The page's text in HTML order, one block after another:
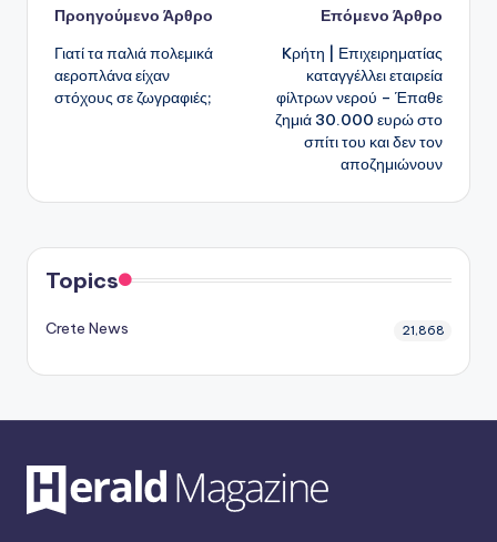
Πλοήγηση
δημοσιεύσεων
Προηγούμενο Άρθρο
Γιατί τα παλιά πολεμικά
αεροπλάνα είχαν
στόχους σε ζωγραφιές;
Επόμενο Άρθρο
Kρήτη | Επιχειρηματίας
καταγγέλλει εταιρεία
φίλτρων νερού – Έπαθε
ζημιά 30.000 ευρώ στο
σπίτι του και δεν τον
αποζημιώνουν
Topics
Crete News 21,868